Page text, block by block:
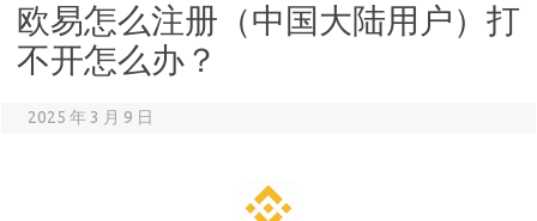
欧易怎么注册（中国大陆用户）打
不开怎么办？
2025 年 3 月 9 日